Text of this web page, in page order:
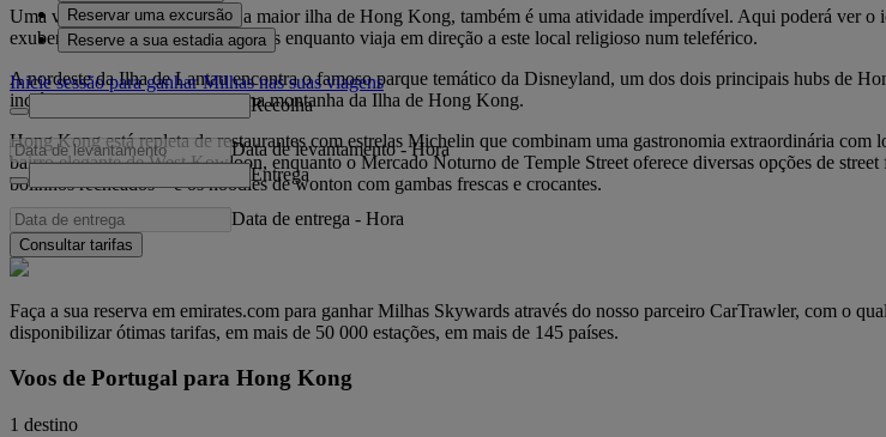
Uma viagem à Ilha de Lantau, a maior ilha de Hong Kong, também é uma atividade imperdível. Aqui poderá ver o
exuberantes paisagens montanhosas enquanto viaja em direção a este local religioso num teleférico.
A nordeste da Ilha de Lantau encontra o famoso parque temático da Disneyland, um dos dois principais hubs de
incrível variedade de diversões na montanha da Ilha de Hong Kong.
Hong Kong está repleta de restaurantes com estrelas Michelin que combinam uma gastronomia extraordinária
bairro elegante de West Kowloon, enquanto o Mercado Noturno de Temple Street oferece diversas opções de
bolinhos recheados – e os noodles de wonton com gambas frescas e crocantes.
Reservar uma excursão
Reserve a sua estadia agora
Inicie sessão para ganhar Milhas nas suas viagens
Recolha
Data de levantamento - Hora
Entrega
Data de entrega - Hora
Consultar tarifas
Faça a sua reserva em emirates.com para ganhar Milhas Skywards através do nosso parceiro CarTrawler, com o
disponibilizar ótimas tarifas, em mais de 50 000 estações, em mais de 145 países.
Voos de Portugal para Hong Kong
1 destino